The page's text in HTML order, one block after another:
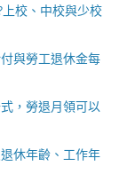
校、中校與少校
與勞工退休金每
，勞退月領可以
休年齡、工作年